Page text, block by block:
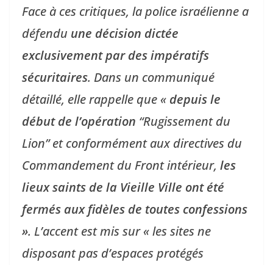
Face à ces critiques, la police israélienne a
défendu une décision dictée
exclusivement par des impératifs
sécuritaires. Dans un communiqué
détaillé, elle rappelle que « depuis le
début de l’opération “Rugissement du
Lion” et conformément aux directives du
Commandement du Front intérieur, les
lieux saints de la Vieille Ville ont été
fermés aux fidèles de toutes confessions
». L’accent est mis sur « les sites ne
disposant pas d’espaces protégés